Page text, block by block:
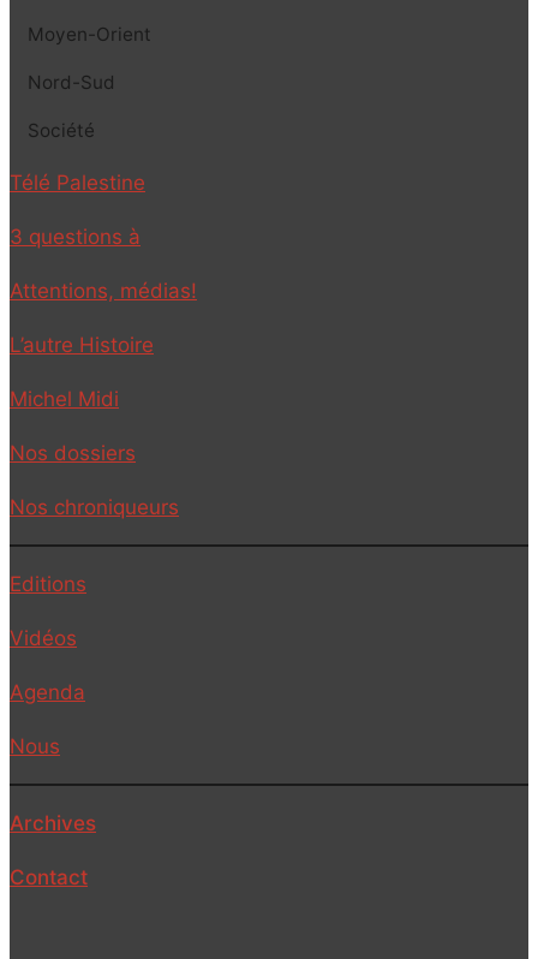
Moyen-Orient
Nord-Sud
Société
Télé Palestine
3 questions à
Attentions, médias!
L’autre Histoire
Michel Midi
Nos dossiers
Nos chroniqueurs
Editions
Vidéos
Agenda
Nous
Archives
Contact